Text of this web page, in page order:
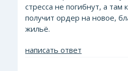
стресса не погибнут, а там
получит ордер на новое,
жильё.
написать ответ